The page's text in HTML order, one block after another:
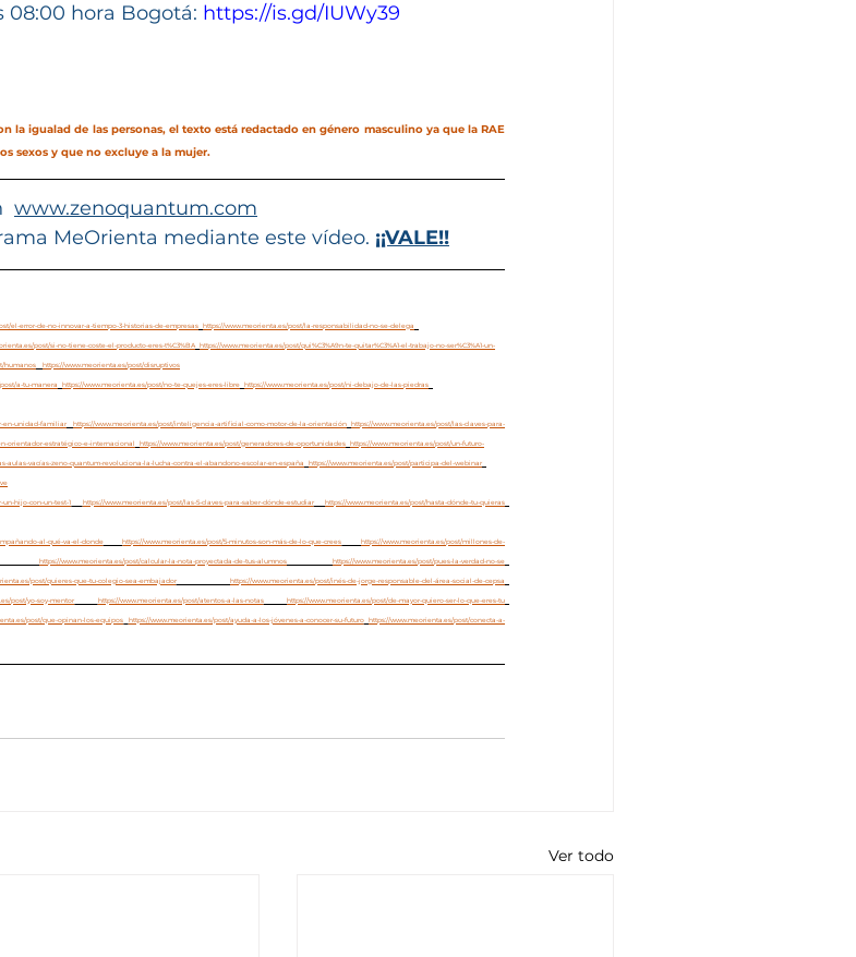
08:00 hora Bogotá: https://is.gd/IUWy39
la igualad de las personas, el texto está redactado en género masculino ya que la RAE
sexos y que no excluye a la mujer.
www.zenoquantum.com
MeOrienta mediante este vídeo. ¡¡VALE!!
el-error-de-no-innovar-a-tiempo-3-historias-de-empresas https://www.meorienta.es/post/la-responsabilidad-no-se-delega
post/si-no-tiene-coste-el-producto-eres-t%C3%BA https://www.meorienta.es/post/qui%C3%A9n-te-quitar%C3%A1-el-trabajo-no-ser%C3%A1-un-
humanos https://www.meorienta.es/post/disruptivos
a-tu-manera https://www.meorienta.es/post/no-te-quejes-eres-libre https://www.meorienta.es/post/ni-debajo-de-las-piedras
en-unidad-familiar https://www.meorienta.es/post/inteligencia-artificial-como-motor-de-la-orientación https://www.meorienta.es/post/las-claves-para-
orientador-estratégico-e-internacional https://www.meorienta.es/post/generadores-de-oportunidades https://www.meorienta.es/post/un-futuro-
aulas-vacías-zeno-quantum-revoluciona-la-lucha-contra-el-abandono-escolar-en-españa https://www.meorienta.es/post/participa-del-webinar
hijo-con-un-test-1 https://www.meorienta.es/post/las-5-claves-para-saber-dónde-estudiar https://www.meorienta.es/post/hasta-dónde-tu-quieras
al-qué-va-el-donde https://www.meorienta.es/post/5-minutos-son-más-de-lo-que-crees https://www.meorienta.es/post/millones-de-
https://www.meorienta.es/post/calcular-la-nota-proyectada-de-tus-alumnos https://www.meorienta.es/post/pues-la-verdad-no-se
post/quieres-que-tu-colegio-sea-embajador https://www.meorienta.es/post/inés-de-jorge-responsable-del-área-social-de-cepsa
post/yo-soy-mentor https://www.meorienta.es/post/atentos-a-las-notas https://www.meorienta.es/post/de-mayor-quiero-ser-lo-que-eres-tu
post/que-opinan-los-equipos https://www.meorienta.es/post/ayuda-a-los-jóvenes-a-conocer-su-futuro https://www.meorienta.es/post/conecta-a-
Ver todo